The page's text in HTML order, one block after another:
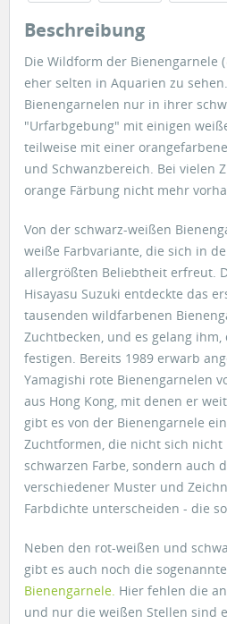
Beschreibung
Die Wildform der Bienengarnele (
eher selten in Aquarien zu
Bienengarnelen nur in ihrer
"Urfarbgebung" mit einigen
teilweise mit einer
und Schwanzbereich. Bei vielen
orange Färbung nicht mehr
Von der schwarz-weißen
weiße Farbvariante, die sich in
allergrößten Beliebtheit erfreut.
Hisayasu Suzuki entdeckte das
tausenden wildfarbenen
Zuchtbecken, und es gelang ihm,
festigen. Bereits 1989 erwarb
Yamagishi rote Bienengarnelen
aus Hong Kong, mit denen er
gibt es von der Bienengarnele
Zuchtformen, die nicht sich
schwarzen Farbe, sondern auch
verschiedener Muster und
Farbdichte unterscheiden - die
Neben den rot-weißen und
gibt es auch noch die sogenannte
Bienengarnele. Hier fehlen die
und nur die weißen Stellen sind